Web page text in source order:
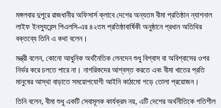
মঙ্গলবার দুপুরে রাজধানীর অফিসার্স ক্লাবে দেশের অন্যতম বীমা প্রতিষ্ঠান ন্যাশনাল
লাইফ ইনস্যুরেন্স পিএলসি-এর ৪২তম প্রতিষ্ঠাবার্ষিকী অনুষ্ঠানে প্রধান অতিথির
বক্তব্যে তিনি এ কথা বলেন।
মন্ত্রী বলেন, কোনো আধুনিক অর্থনৈতিক লেনদেন শুধু বিশ্বাস বা অবিশ্বাসের ওপর
নির্ভর করে চলতে পারে না। নাগরিকদের আশ্বস্ত করতে এবং বীমা খাতের প্রতি
মানুষের আস্থা বাড়াতে সময়োপযোগী আইনি কাঠামো গড়ে তোলা প্রয়োজন।
তিনি বলেন, বীমা শুধু একটি সেবামূলক কার্যক্রম নয়, এটি দেশের অর্থনীতিকে গতিশীল